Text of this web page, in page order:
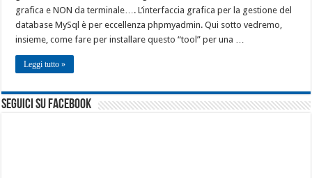
grafica e NON da terminale…. L’interfaccia grafica per la gestione del
database MySql è per eccellenza phpmyadmin. Qui sotto vedremo,
insieme, come fare per installare questo “tool” per una …
Leggi tutto »
seguici su facebook